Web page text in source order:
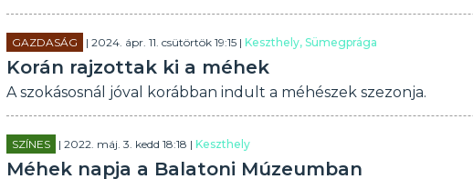
GAZDASÁG | 2024. ápr. 11. csütörtök 19:15 | Keszthely, Sümegprága
Korán rajzottak ki a méhek
A szokásosnál jóval korábban indult a méhészek szezonja.
SZÍNES | 2022. máj. 3. kedd 18:18 | Keszthely
Méhek napja a Balatoni Múzeumban